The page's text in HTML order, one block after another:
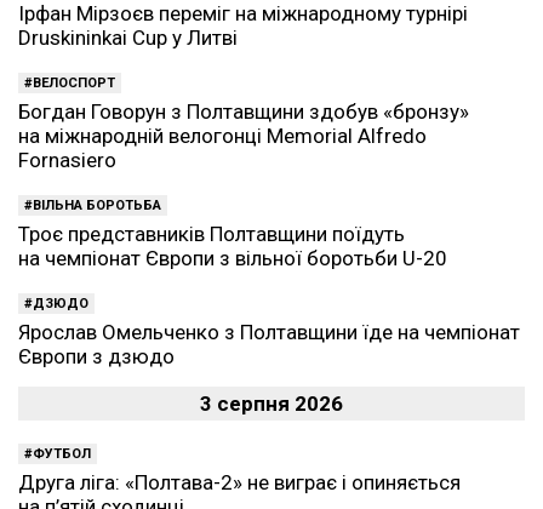
Ірфан Мірзоєв переміг на міжнародному турнірі
Druskininkai Cup у Литві
ВЕЛОСПОРТ
Богдан Говорун з Полтавщини здобув «бронзу»
на міжнародній велогонці Memorial Alfredo
Fornasiero
ВІЛЬНА БОРОТЬБА
Троє представників Полтавщини поїдуть
на чемпіонат Європи з вільної боротьби U-20
ДЗЮДО
Ярослав Омельченко з Полтавщини їде на чемпіонат
Європи з дзюдо
3 серпня 2026
ФУТБОЛ
Друга ліга: «Полтава-2» не виграє і опиняється